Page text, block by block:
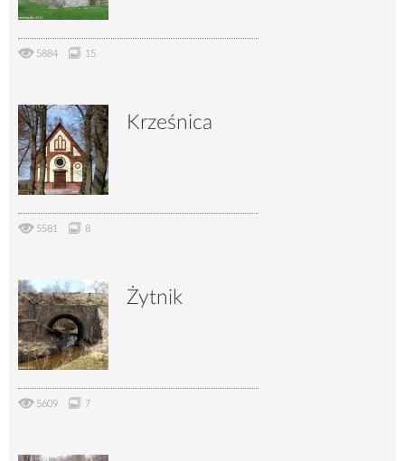
5884 15
Krześnica
5581 8
Żytnik
5609 7